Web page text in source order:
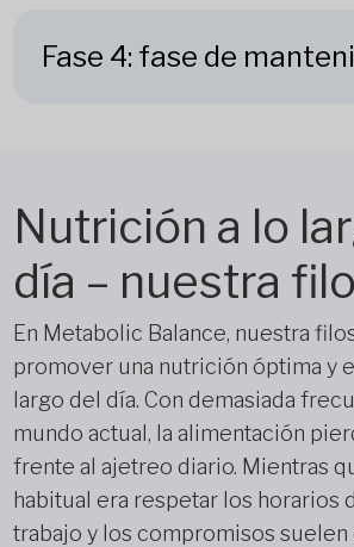
Fase 4: fase de
Nutrición a lo
día – nuestra
En Metabolic Balance, nuestra
promover una nutrición óptima y
largo del día. Con demasiada
mundo actual, la alimentación
frente al ajetreo diario. Mientras
habitual era respetar los horarios
trabajo y los compromisos